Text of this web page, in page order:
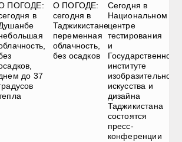
ПОГОДЕ:
в
до 37
О ПОГОДЕ:
сегодня в
Таджикистане
переменная
облачность,
без осадков
Сегодня в
Национальном
центре
тестирования
и
Государственном
институте
изобразительного
искусства и
дизайна
Таджикистана
состоятся
пресс-
конференции